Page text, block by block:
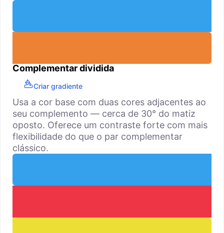
Complementar dividida
Criar gradiente
Usa a cor base com duas cores adjacentes ao
seu complemento — cerca de 30° do matiz
oposto. Oferece um contraste forte com mais
flexibilidade do que o par complementar
clássico.